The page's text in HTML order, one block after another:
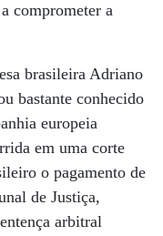
comprometer a
brasileira Adriano
bastante conhecido
europeia
em uma corte
o pagamento de
de Justiça,
arbitral